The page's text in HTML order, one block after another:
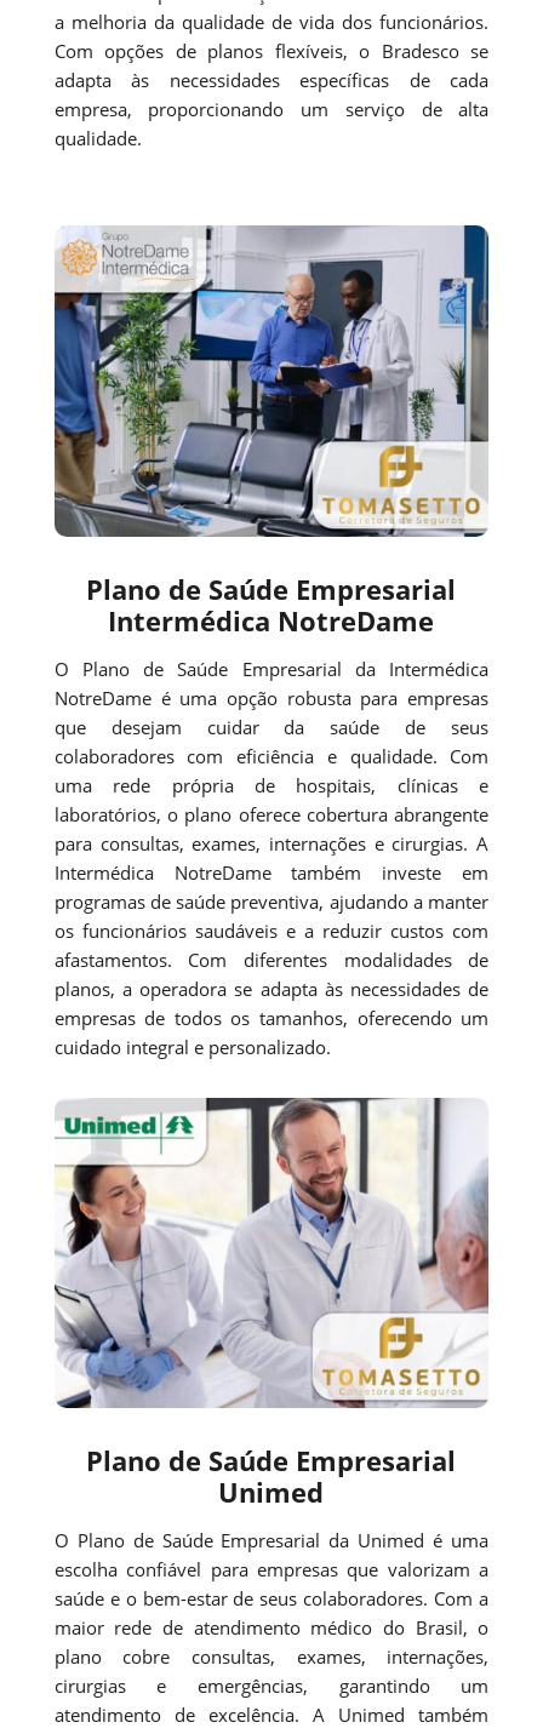
a melhoria da qualidade de vida dos funcionários.
Com opções de planos flexíveis, o Bradesco se
adapta às necessidades específicas de cada
empresa, proporcionando um serviço de alta
qualidade.
Plano de Saúde Empresarial
Intermédica NotreDame
O Plano de Saúde Empresarial da Intermédica
NotreDame é uma opção robusta para empresas
que desejam cuidar da saúde de seus
colaboradores com eficiência e qualidade. Com
uma rede própria de hospitais, clínicas e
laboratórios, o plano oferece cobertura abrangente
para consultas, exames, internações e cirurgias. A
Intermédica NotreDame também investe em
programas de saúde preventiva, ajudando a manter
os funcionários saudáveis e a reduzir custos com
afastamentos. Com diferentes modalidades de
planos, a operadora se adapta às necessidades de
empresas de todos os tamanhos, oferecendo um
cuidado integral e personalizado.
Plano de Saúde Empresarial
Unimed
O Plano de Saúde Empresarial da Unimed é uma
escolha confiável para empresas que valorizam a
saúde e o bem-estar de seus colaboradores. Com a
maior rede de atendimento médico do Brasil, o
plano cobre consultas, exames, internações,
cirurgias e emergências, garantindo um
atendimento de excelência. A Unimed também